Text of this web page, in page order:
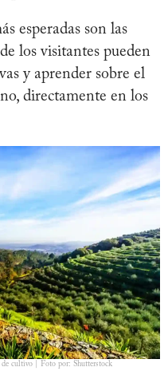
esperadas son las
los visitantes pueden
y aprender sobre el
directamente en los
de cultivo | Foto por: Shutterstock